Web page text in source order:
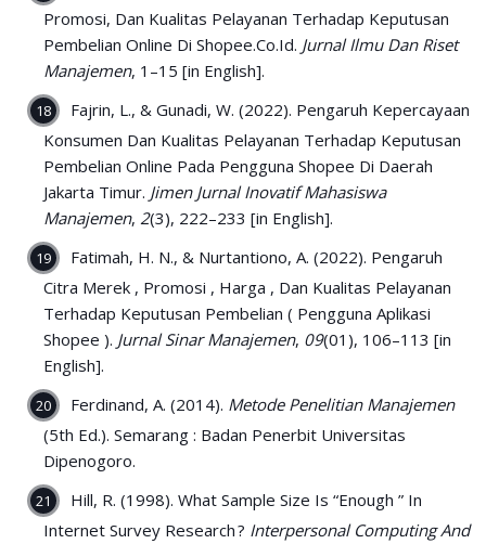
Promosi, Dan Kualitas Pelayanan Terhadap Keputusan
Pembelian Online Di Shopee.Co.Id. Jurnal Ilmu Dan Riset
Manajemen, 1–15 [in English].
Fajrin, L., & Gunadi, W. (2022). Pengaruh Kepercayaan
Konsumen Dan Kualitas Pelayanan Terhadap Keputusan
Pembelian Online Pada Pengguna Shopee Di Daerah
Jakarta Timur. Jimen Jurnal Inovatif Mahasiswa
Manajemen, 2(3), 222–233 [in English].
Fatimah, H. N., & Nurtantiono, A. (2022). Pengaruh
Citra Merek , Promosi , Harga , Dan Kualitas Pelayanan
Terhadap Keputusan Pembelian ( Pengguna Aplikasi
Shopee ). Jurnal Sinar Manajemen, 09(01), 106–113 [in
English].
Ferdinand, A. (2014). Metode Penelitian Manajemen
(5th Ed.). Semarang : Badan Penerbit Universitas
Dipenogoro.
Hill, R. (1998). What Sample Size Is “Enough ” In
Internet Survey Research ? Interpersonal Computing And